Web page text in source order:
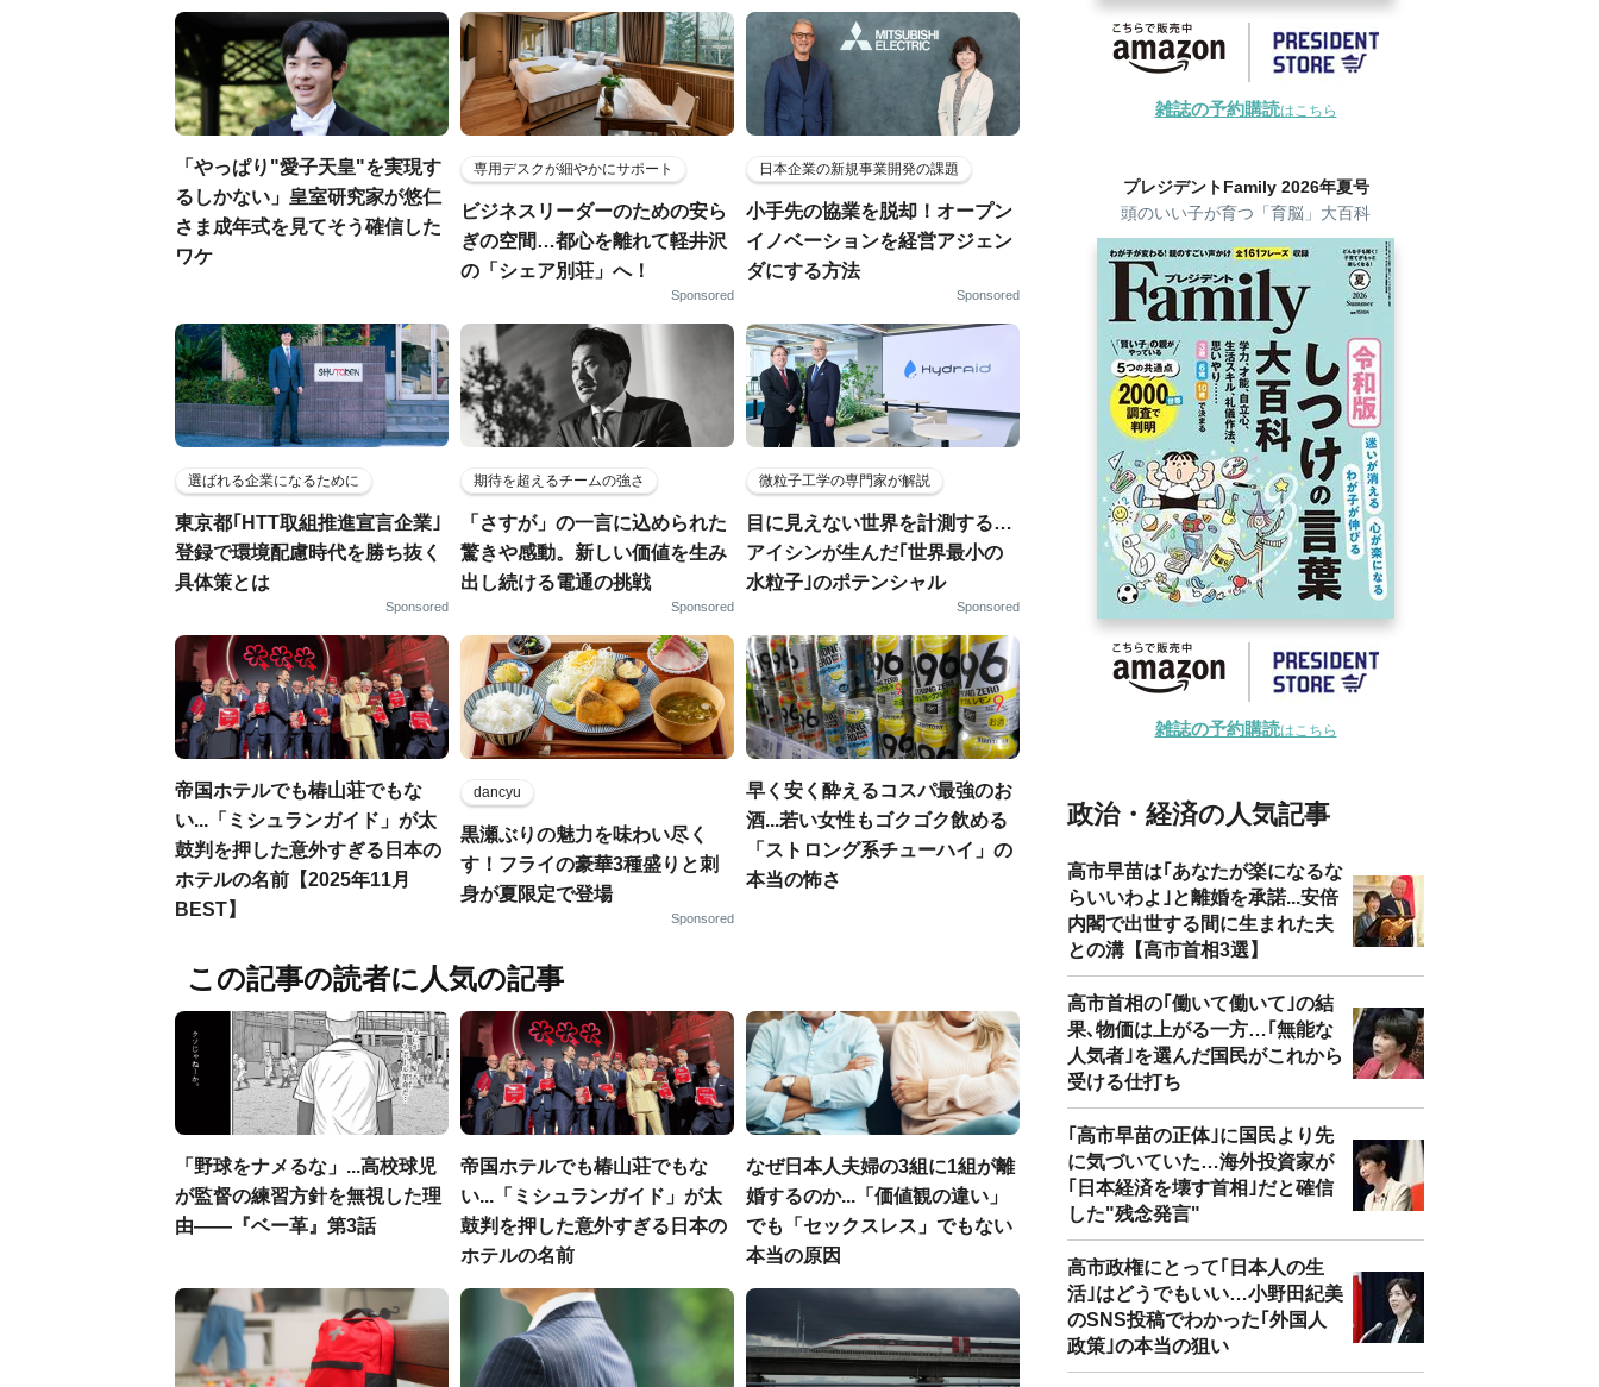
「やっぱり"愛子天皇"を実現す
るしかない」皇室研究家が悠仁
さま成年式を見てそう確信した
ワケ
専用デスクが細やかにサポート
ビジネスリーダーのための安ら
ぎの空間…都心を離れて軽井沢
の「シェア別荘」へ！
Sponsored
日本企業の新規事業開発の課題
小手先の協業を脱却！オープン
イノベーションを経営アジェン
ダにする方法
Sponsored
選ばれる企業になるために
東京都｢HTT取組推進宣言企業｣
登録で環境配慮時代を勝ち抜く
具体策とは
Sponsored
期待を超えるチームの強さ
「さすが」の一言に込められた
驚きや感動。新しい価値を生み
出し続ける電通の挑戦
Sponsored
微粒子工学の専門家が解説
目に見えない世界を計測する…
アイシンが生んだ｢世界最小の
水粒子｣のポテンシャル
Sponsored
帝国ホテルでも椿山荘でもな
い...「ミシュランガイド」が太
鼓判を押した意外すぎる日本の
ホテルの名前【2025年11月
BEST】
dancyu
黒瀬ぶりの魅力を味わい尽く
す！フライの豪華3種盛りと刺
身が夏限定で登場
Sponsored
早く安く酔えるコスパ最強のお
酒...若い女性もゴクゴク飲める
「ストロング系チューハイ」の
本当の怖さ
この記事の読者に人気の記事
「野球をナメるな」...高校球児
が監督の練習方針を無視した理
由――『ベー革』第3話
帝国ホテルでも椿山荘でもな
い...「ミシュランガイド」が太
鼓判を押した意外すぎる日本の
ホテルの名前
なぜ日本人夫婦の3組に1組が離
婚するのか...「価値観の違い」
でも「セックスレス」でもない
本当の原因
雑誌の予約購読はこちら
プレジデントFamily 2026年夏号
頭のいい子が育つ「育脳」大百科
雑誌の予約購読はこちら
政治・経済の人気記事
高市早苗は｢あなたが楽になるな
らいいわよ｣と離婚を承諾...安倍
内閣で出世する間に生まれた夫
との溝【高市首相3選】
高市首相の｢働いて働いて｣の結
果､物価は上がる一方…｢無能な
人気者｣を選んだ国民がこれから
受ける仕打ち
｢高市早苗の正体｣に国民より先
に気づいていた…海外投資家が
｢日本経済を壊す首相｣だと確信
した"残念発言"
高市政権にとって｢日本人の生
活｣はどうでもいい…小野田紀美
のSNS投稿でわかった｢外国人
政策｣の本当の狙い